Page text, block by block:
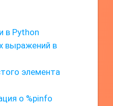
в Python
выражений в
элемента
о %pinfo